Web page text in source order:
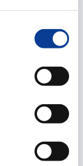
v České
spoření v